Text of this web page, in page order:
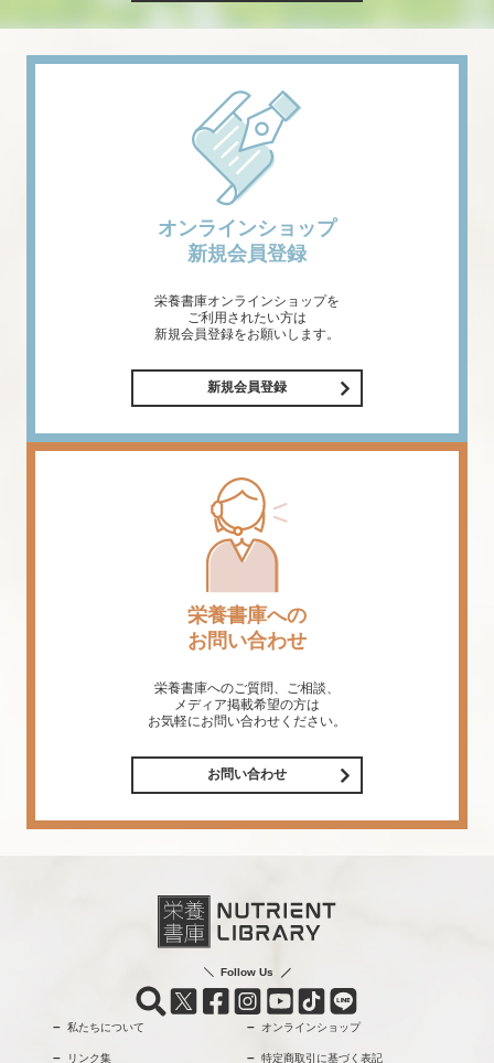
オンラインショップ
新規会員登録
栄養書庫オンラインショップを
ご利用されたい方は
新規会員登録をお願いします。
新規会員登録
栄養書庫への
お問い合わせ
栄養書庫へのご質問、ご相談、
メディア掲載希望の方は
お気軽にお問い合わせください。
お問い合わせ
Follow Us
私たちについて オンラインショップ
リンク集 特定商取引に基づく表記